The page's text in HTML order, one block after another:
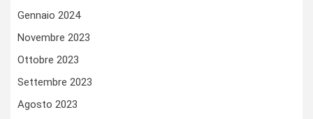
Gennaio 2024
Novembre 2023
Ottobre 2023
Settembre 2023
Agosto 2023